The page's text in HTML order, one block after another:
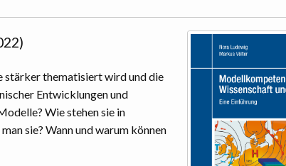
stärker thematisiert wird und die
Entwicklungen und
Wie stehen sie in
sie? Wann und warum können